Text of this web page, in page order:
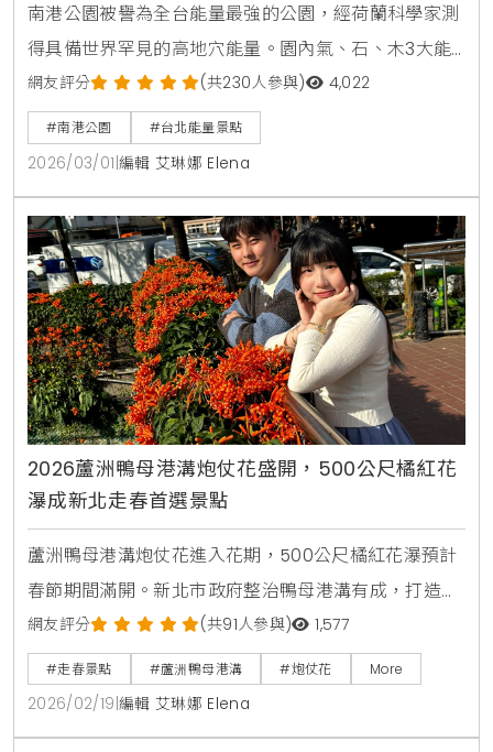
南港公園被譽為全台能量最強的公園，經荷蘭科學家測
得具備世界罕見的高地穴能量。園內氣、石、木3大能
量點提供優於森林浴的療癒感。本文帶您探索南港公園
交通資訊、能量點分佈與親子設施，體驗台北最神祕的
心靈場域。
網友評分 (共230人參與) 4,022
#南港公園 #台北能量景點
2026/03/01 編輯 艾琳娜 Elena
2026蘆洲鴨母港溝炮仗花盛開，500公尺橘紅花
瀑成新北走春首選景點
蘆洲鴨母港溝炮仗花進入花期，500公尺橘紅花瀑預計
春節期間滿開。新北市政府整治鴨母港溝有成，打造適
合走春的賞花廊道，市民可搭乘捷運轉乘公車輕鬆抵
達，感受春日暖陽下的喜慶氛圍與浪漫光雕夜景。
網友評分 (共91人參與) 1,577
#走春景點 #蘆洲鴨母港溝 #炮仗花 More
2026/02/19 編輯 艾琳娜 Elena